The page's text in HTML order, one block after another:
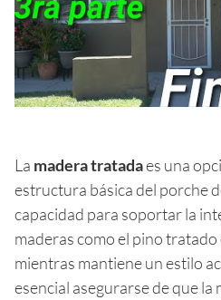
La madera tratadaes una
estructura básica del porche
capacidad para soportar la
maderas como el pino
mientras mantiene un estilo
esencial asegurarse de que